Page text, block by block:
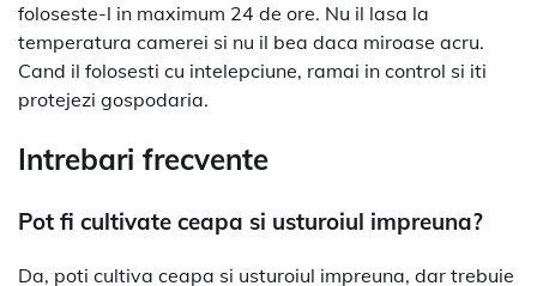
foloseste-l in maximum 24 de ore. Nu il lasa la
temperatura camerei si nu il bea daca miroase acru.
Cand il folosesti cu intelepciune, ramai in control si iti
protejezi gospodaria.
Intrebari frecvente
Pot fi cultivate ceapa si usturoiul impreuna?
Da, poti cultiva ceapa si usturoiul impreuna, dar trebuie